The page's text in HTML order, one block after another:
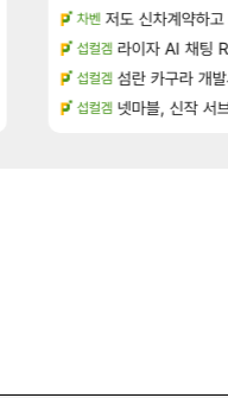
메이플 8월 9일 썬데이 메
메이플 챌린저#77777 저
메이플 빵값 문의 후기 [89]
리니지M 방금 일어난일
차벤 저도 신차계약하
섭컬겜 라이자 AI 채팅
섭컬겜 섬란 카구라 개발
섭컬겜 넷마블, 신작 서브